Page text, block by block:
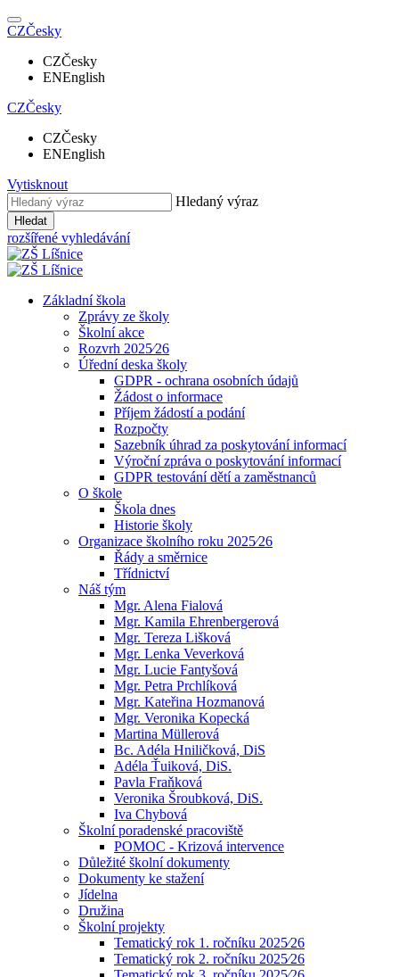
CZČesky
CZČesky
ENEnglish
CZČesky
CZČesky
ENEnglish
Vytisknout
Hledaný výraz
Hledat
rozšířené vyhledávání
Základní škola
Zprávy ze školy
Školní akce
Rozvrh 2025⁄26
Úřední deska školy
GDPR - ochrana osobních údajů
Žádost o informace
Příjem žádostí a podání
Rozpočty
Sazebník úhrad za poskytování informací
Výroční zpráva o poskytování informací
GDPR testování dětí a zaměstnanců
O škole
Škola dnes
Historie školy
Organizace školního roku 2025⁄26
Řády a směrnice
Třídnictví
Náš tým
Mgr. Alena Fialová
Mgr. Kamila Ehrenbergerová
Mgr. Tereza Lišková
Mgr. Lenka Veverková
Mgr. Lucie Fantyšová
Mgr. Petra Prchlíková
Mgr. Kateřina Hozmanová
Mgr. Veronika Kopecká
Martina Müllerová
Bc. Adéla Hniličková, DiS
Adéla Ťuiková, DiS.
Pavla Fraňková
Veronika Šroubková, DiS.
Iva Chybová
Školní poradenské pracoviště
POMOC - Krizová intervence
Důležité školní dokumenty
Dokumenty ke stažení
Jídelna
Družina
Školní projekty
Tematický rok 1. ročníku 2025⁄26
Tematický rok 2. ročníku 2025⁄26